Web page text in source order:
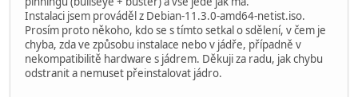
Instalaci jsem prováděl z Debian-11.3.0-amd64-netist.iso.
Prosím proto někoho, kdo se s tímto setkal o sdělení, v čem je
chyba, zda ve způsobu instalace nebo v jádře, případně v
nekompatibilitě hardware s jádrem. Děkuji za radu, jak chybu
odstranit a nemuset přeinstalovat jádro.